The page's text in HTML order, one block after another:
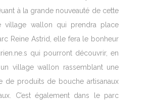
à la grande nouveauté de cette
village wallon qui prendra place
Reine Astrid, elle fera le bonheur
qui pourront découvrir, en
village wallon rassemblant une
de produits de bouche artisanaux
C’est également dans le parc